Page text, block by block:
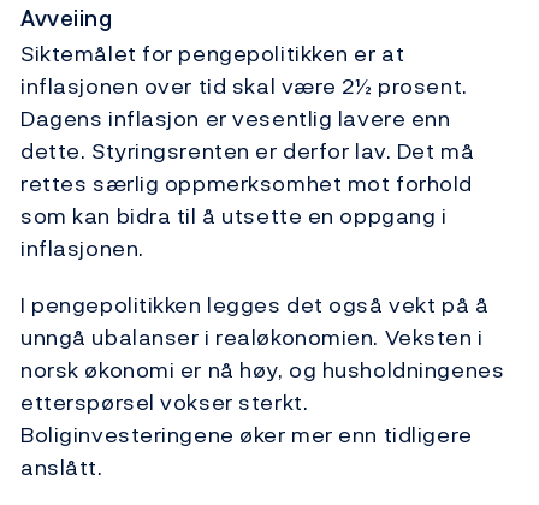
Avveiing
Siktemålet for pengepolitikken er at
inflasjonen over tid skal være 2½ prosent.
Dagens inflasjon er vesentlig lavere enn
dette. Styringsrenten er derfor lav. Det må
rettes særlig oppmerksomhet mot forhold
som kan bidra til å utsette en oppgang i
inflasjonen.
I pengepolitikken legges det også vekt på å
unngå ubalanser i realøkonomien. Veksten i
norsk økonomi er nå høy, og husholdningenes
etterspørsel vokser sterkt.
Boliginvesteringene øker mer enn tidligere
anslått.